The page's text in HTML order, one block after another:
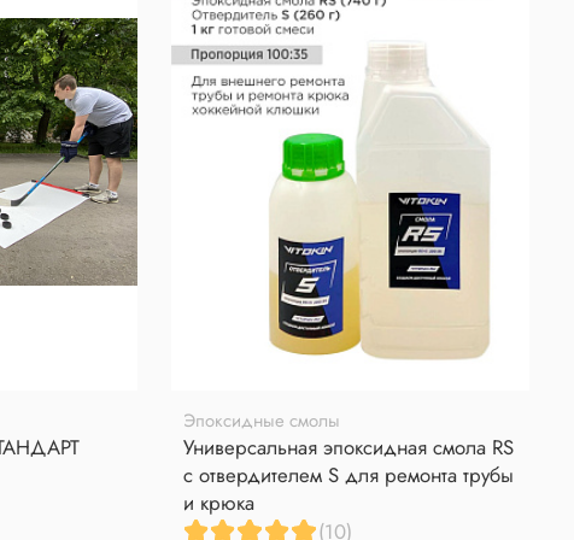
Эпоксидные смолы
Универсальная эпоксидная смола RS
с отвердителем S для ремонта трубы
и крюка
(10)